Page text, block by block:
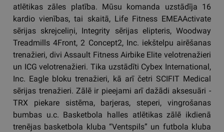
atlētikas zāles platība. Mūsu komanda uzstādīja 16
kardio vienības, tai skaitā, Life Fitness EMEAActivate
sērijas skrejceliņi, Integrity sērijas elipteris, Woodway
Treadmills 4Front, 2 Concept2, Inc. iekštelpu airēšanas
trenažieri, divi Assault Fitness Airbike Elite velotrenažieri
un ICG velotrenažieri. Tika uzstādīti Cybex International,
Inc. Eagle bloku trenažieri, kā arī četri SCIFIT Medical
sērijas trenažieri. Zālē ir pieejami arī dažādi aksesuāri -
TRX piekare sistēma, barjeras, steperi, vingrošanas
bumbas u.c. Basketbola halles atlētikas zālē ikdienā
trenējas basketbola kluba “Ventspils” un futbola kluba